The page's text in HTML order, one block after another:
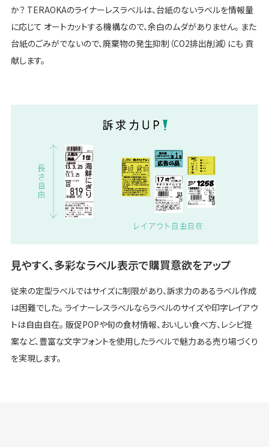
か？ TERAOKAのライナーレスラベルは、台紙のないラベルを情報量
に応じて オートカットする機構なので、余白のムダがありません。 また
台紙のごみがでないので、廃棄物の発生抑制（CO2排出削減）にも 貢
献します。
見やすく、多彩なラベル表示で購買意欲をアップ
従来の定型ラベルではサイズに制限があり、訴求力のあるラベル作成
は困難でした。 ライナーレスラベルならラベルのサイズや印字レイアウ
トは自由自在。 販促POPや旬の食材情報、おいしい食べ方、レシピ提
案など、豊富な文字フォントを使用したラベルで魅力ある売り場づくり
を実現します。